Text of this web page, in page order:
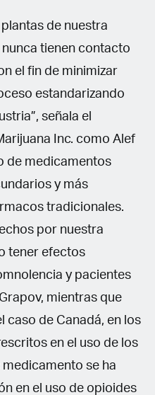
de nuestra
tienen contacto
el fin de minimizar
estandarizando
señala el
Inc. como Alef
de medicamentos
y más
tradicionales.
por nuestra
tener efectos
y pacientes
mientras que
caso de Canadá, en los
en el uso de los
se ha
en el uso de opioides